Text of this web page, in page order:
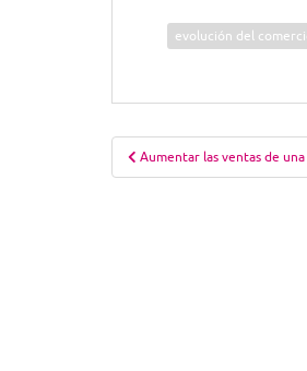
evolución del
Navegación
de
Aumentar las ventas de